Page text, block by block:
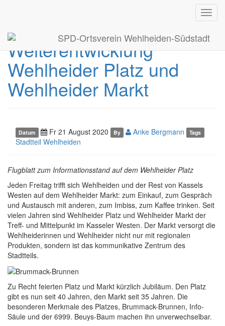
SPD-Ortsverein Wehlheiden-Südstadt
Neugestaltung und
Weiterentwicklung
Wehlheider Platz und
Wehlheider Markt
Datum Fr 21 August 2020 By Anke Bergmann Tags
Stadtteil Wehlheiden
Flugblatt zum Informationsstand auf dem Wehlheider Platz
Jeden Freitag trifft sich Wehlheiden und der Rest von Kassels
Westen auf dem Wehlheider Markt: zum Einkauf, zum Gespräch
und Austausch mit anderen, zum Imbiss, zum Kaffee trinken. Seit
vielen Jahren sind Wehlheider Platz und Wehlheider Markt der
Treff- und Mittelpunkt im Kasseler Westen. Der Markt versorgt die
Wehlheiderinnen und Wehlheider nicht nur mit regionalen
Produkten, sondern ist das kommunikative Zentrum des
Stadtteils.
Zu Recht feierten Platz und Markt kürzlich Jubiläum. Den Platz
gibt es nun seit 40 Jahren, den Markt seit 35 Jahren. Die
besonderen Merkmale des Platzes, Brummack-Brunnen, Info-
Säule und der 6999. Beuys-Baum machen ihn unverwechselbar.